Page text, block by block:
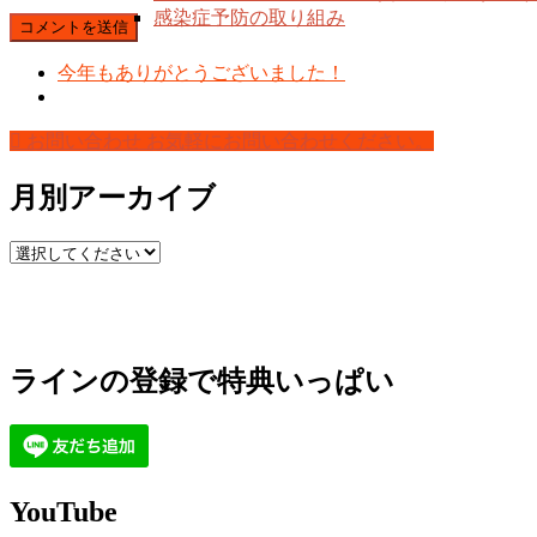
感染症予防の取り組み
今年もありがとうございました！
お問い合わせ お気軽にお問い合わせください。
月別アーカイブ
ラインの登録で特典いっぱい
YouTube